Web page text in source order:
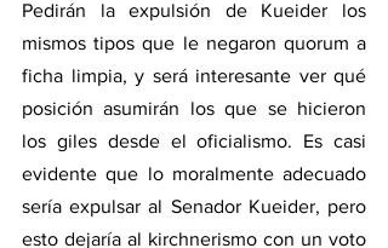
Pedirán la expulsión de Kueider los
mismos tipos que le negaron quorum a
ficha limpia, y será interesante ver qué
posición asumirán los que se hicieron
los giles desde el oficialismo. Es casi
evidente que lo moralmente adecuado
sería expulsar al Senador Kueider, pero
esto dejaría al kirchnerismo con un voto